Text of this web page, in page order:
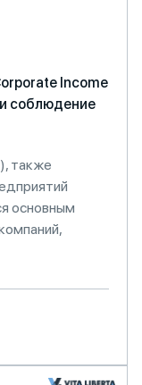
Income
соблюдение
также
основным